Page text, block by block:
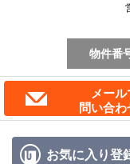
物件番
メール
問い合わ
お気に入り登